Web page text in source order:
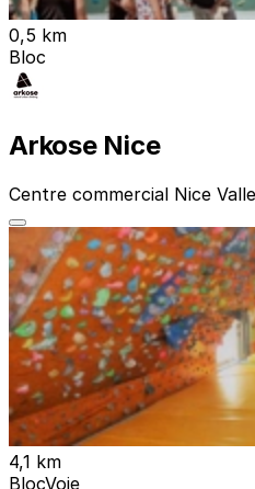
0,5 km
Bloc
Arkose Nice
Centre commercial Nice
4,1 km
BlocVoie